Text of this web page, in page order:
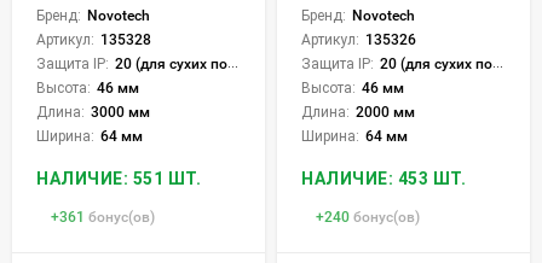
Бренд: Novotech
Артикул: 135328
Защита IP: 20 (для сухих пом.)
Высота: 46 мм
Длина: 3000 мм
Ширина: 64 мм
НАЛИЧИЕ: 551 ШТ.
+361 бонус(ов)
Бренд: Novotech
Артикул: 135326
Защита IP: 20 (для сухих пом.)
Высота: 46 мм
Длина: 2000 мм
Ширина: 64 мм
НАЛИЧИЕ: 453 ШТ.
+240 бонус(ов)